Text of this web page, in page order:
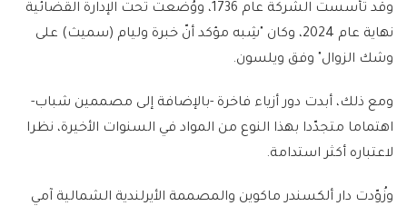
وقد تأسست الشركة عام 1736، ووُضعت تحت الإدارة القضائية
نهاية عام 2024، وكان "شِبه مؤكد أنّ خبرة وليام (سميث) على
وشك الزوال" وفق ويلسون.
ومع ذلك، أبدت دور أزياء فاخرة -بالإضافة إلى مصممين شباب-
اهتماما متجدّدا بهذا النوع من المواد في السنوات الأخيرة، نظرا
لاعتباره أكثر استدامة.
وزُوّدت دار ألكسندر ماكوين والمصممة الأيرلندية الشمالية آمي